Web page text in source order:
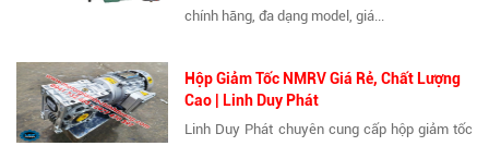
chính hãng, đa dạng model, giá...
Hộp Giảm Tốc NMRV Giá Rẻ, Chất Lượng
Cao | Linh Duy Phát
Linh Duy Phát chuyên cung cấp hộp giảm tốc